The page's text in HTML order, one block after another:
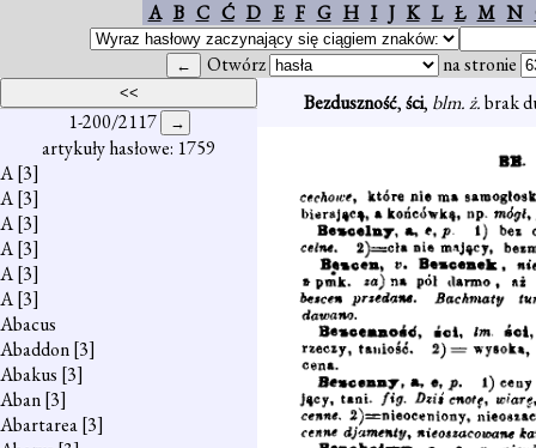
A B C Ć D E F G H I J K L Ł M N
Otwórz na stronie
1-200/2117
artykuły hasłowe: 1759
A[3]
A[3]
A[3]
A[3]
A[3]
A[3]
Abacus
Abaddon[3]
Abakus [3]
Aban[3]
Abartarea[3]
Bezduszność,ści, blm. ż.brak